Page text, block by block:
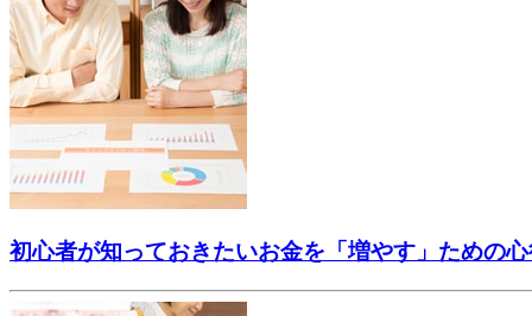
初心者が知っておきたいお金を「増やす」ための